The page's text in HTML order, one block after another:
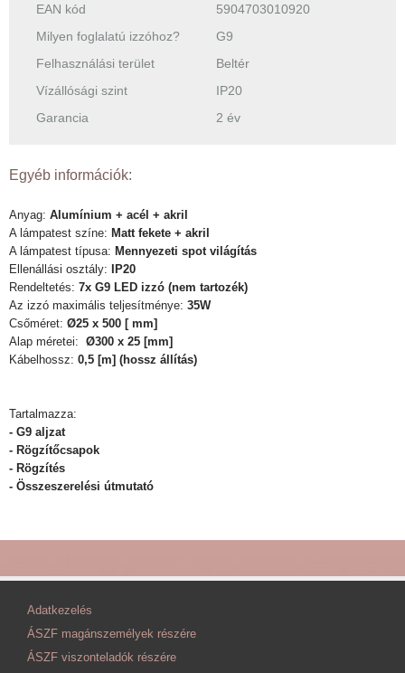
EAN kód
5904703010920
Milyen foglalatú izzóhoz?
G9
Felhasználási terület
Beltér
Vízállósági szint
IP20
Garancia
2 év
Egyéb információk:
Anyag: Alumínium + acél + akril
A lámpatest színe: Matt fekete + akril
A lámpatest típusa: Mennyezeti spot világítás
Ellenállási osztály:
IP20
Rendeltetés: 7x G9 LED izzó (nem tartozék)
Az izzó maximális teljesítménye: 35W
Csőméret: Ø25 x 500 [ mm]
Alap méretei: Ø300 x 25 [mm]
Kábelhossz: 0,5 [m] (hossz állítás)
Tartalmazza:
- G9 aljzat
- Rögzítőcsapok
- Rögzítés
- Összeszerelési útmutató
Adatkezelés
ÁSZF magánszemélyek részére
ÁSZF viszonteladók részére